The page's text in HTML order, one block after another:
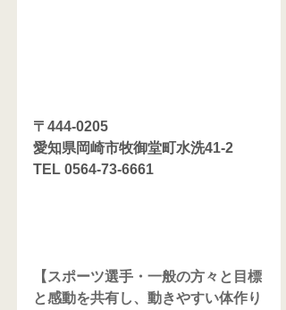
〒444-0205
愛知県岡崎市牧御堂町水洗41-2
TEL 0564-73-6661
【スポーツ選手・一般の方々と目標
と感動を共有し、動きやすい体作り